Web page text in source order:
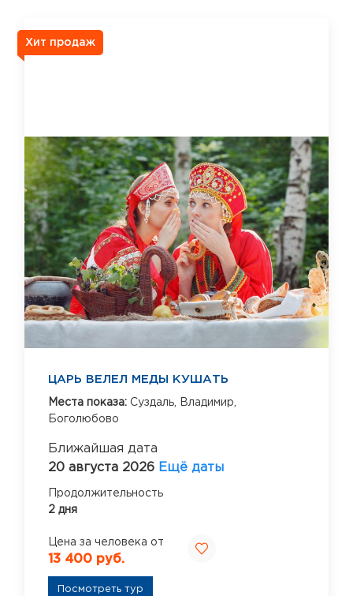
Хит продаж
ЦАРЬ ВЕЛЕЛ МЕДЫ КУШАТЬ
Места показа: Суздаль,
Владимир,
Боголюбово
Ближайшая дата
20 августа 2026 Ещё даты
Продолжительность
2 дня
Цена за человека от
13 400 руб.
Посмотреть тур